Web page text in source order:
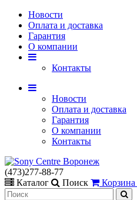
Новости
Оплата и доставка
Гарантия
О компании
Контакты
Новости
Оплата и доставка
Гарантия
О компании
Контакты
(473)277-88-77
Каталог
Поиск Корзина